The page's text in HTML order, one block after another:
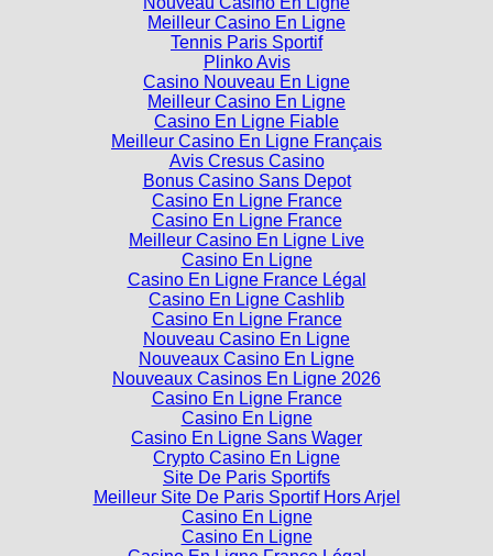
Meilleur Casino En Ligne
Tennis Paris Sportif
Plinko Avis
Casino Nouveau En Ligne
Meilleur Casino En Ligne
Casino En Ligne Fiable
Meilleur Casino En Ligne Français
Avis Cresus Casino
Bonus Casino Sans Depot
Casino En Ligne France
Casino En Ligne France
Meilleur Casino En Ligne Live
Casino En Ligne
Casino En Ligne France Légal
Casino En Ligne Cashlib
Casino En Ligne France
Nouveau Casino En Ligne
Nouveaux Casino En Ligne
Nouveaux Casinos En Ligne 2026
Casino En Ligne France
Casino En Ligne
Casino En Ligne Sans Wager
Crypto Casino En Ligne
Site De Paris Sportifs
Meilleur Site De Paris Sportif Hors Arjel
Casino En Ligne
Casino En Ligne